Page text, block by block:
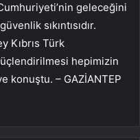
geleceğini
sıkıntısıdır.
Kıbrıs Türk
hepimizin
konuştu. – GAZİANTEP